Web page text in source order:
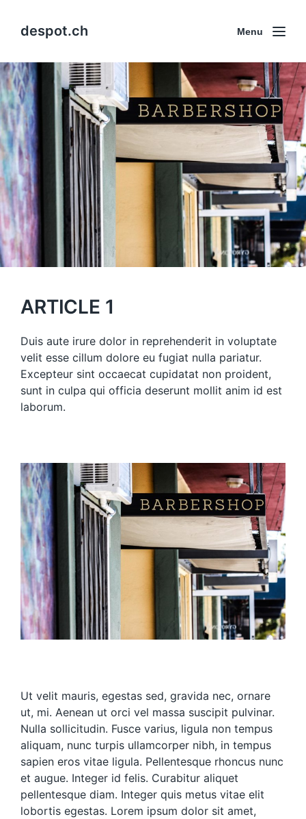
despot.ch Menu
ARTICLE 1
Duis aute irure dolor in reprehenderit in voluptate
velit esse cillum dolore eu fugiat nulla pariatur.
Excepteur sint occaecat cupidatat non proident,
sunt in culpa qui officia deserunt mollit anim id est
laborum.
Ut velit mauris, egestas sed, gravida nec, ornare
ut, mi. Aenean ut orci vel massa suscipit pulvinar.
Nulla sollicitudin. Fusce varius, ligula non tempus
aliquam, nunc turpis ullamcorper nibh, in tempus
sapien eros vitae ligula. Pellentesque rhoncus nunc
et augue. Integer id felis. Curabitur aliquet
pellentesque diam. Integer quis metus vitae elit
lobortis egestas. Lorem ipsum dolor sit amet,